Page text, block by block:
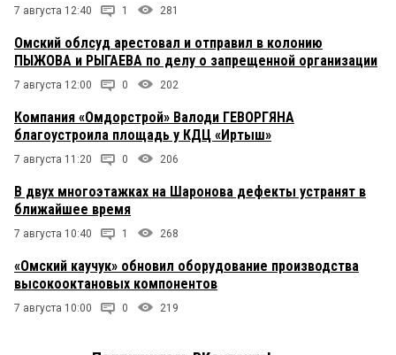
7 августа 12:40 1 281
Омский облсуд арестовал и отправил в колонию
ПЫЖОВА и РЫГАЕВА по делу о запрещенной организации
7 августа 12:00 0 202
Компания «Омдорстрой» Валоди ГЕВОРГЯНА
благоустроила площадь у КДЦ «Иртыш»
7 августа 11:20 0 206
В двух многоэтажках на Шаронова дефекты устранят в
ближайшее время
7 августа 10:40 1 268
«Омский каучук» обновил оборудование производства
высокооктановых компонентов
7 августа 10:00 0 219